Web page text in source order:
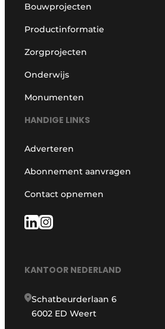
Bouwprojecten
Productinformatie
Zorgprojecten
Onderwijs
Monumenten
HANDIGE LINKS
Adverteren
Abonnement aanvragen
Contact opnemen
KANTOOR NEDERLAND
Schatbeurderlaan 6
6002 ED Weert